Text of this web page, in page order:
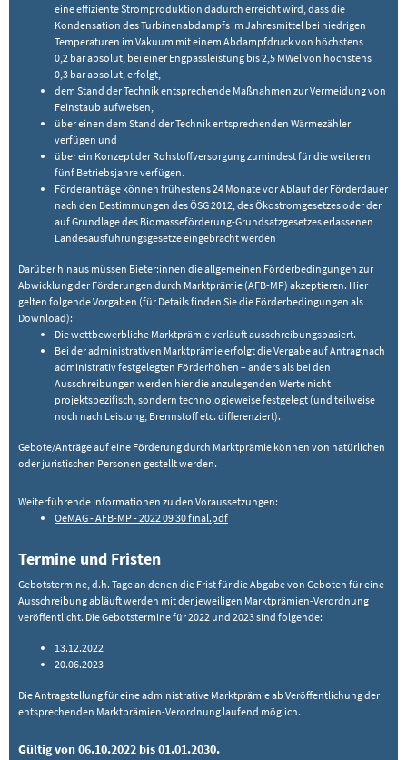
eine effiziente Stromproduktion dadurch erreicht wird, dass die
Kondensation des Turbinenabdampfs im Jahresmittel bei niedrigen
Temperaturen im Vakuum mit einem Abdampfdruck von höchstens
0,2 bar absolut, bei einer Engpassleistung bis 2,5 MWel von höchstens
0,3 bar absolut, erfolgt,
dem Stand der Technik entsprechende Maßnahmen zur Vermeidung von
Feinstaub aufweisen,
über einen dem Stand der Technik entsprechenden Wärmezähler
verfügen und
über ein Konzept der Rohstoffversorgung zumindest für die weiteren
fünf Betriebsjahre verfügen.
Förderanträge können frühestens 24 Monate vor Ablauf der Förderdauer
nach den Bestimmungen des ÖSG 2012, des Ökostromgesetzes oder der
auf Grundlage des Biomasseförderung-Grundsatzgesetzes erlassenen
Landesausführungsgesetze eingebracht werden
Darüber hinaus müssen Bieter:innen die allgemeinen Förderbedingungen zur
Abwicklung der Förderungen durch Marktprämie (AFB-MP) akzeptieren. Hier
gelten folgende Vorgaben (für Details finden Sie die Förderbedingungen als
Download):
Die wettbewerbliche Marktprämie verläuft ausschreibungsbasiert.
Bei der administrativen Marktprämie erfolgt die Vergabe auf Antrag nach
administrativ festgelegten Förderhöhen – anders als bei den
Ausschreibungen werden hier die anzulegenden Werte nicht
projektspezifisch, sondern technologieweise festgelegt (und teilweise
noch nach Leistung, Brennstoff etc. differenziert).
Gebote/Anträge auf eine Förderung durch Marktprämie können von natürlichen
oder juristischen Personen gestellt werden.
Weiterführende Informationen zu den Voraussetzungen:
OeMAG - AFB-MP - 2022 09 30 final.pdf
Termine und Fristen
Gebotstermine, d.h. Tage an denen die Frist für die Abgabe von Geboten für eine
Ausschreibung abläuft werden mit der jeweiligen Marktprämien-Verordnung
veröffentlicht. Die Gebotstermine für 2022 und 2023 sind folgende:
13.12.2022
20.06.2023
Die Antragstellung für eine administrative Marktprämie ab Veröffentlichung der
entsprechenden Marktprämien-Verordnung laufend möglich.
Gültig von 06.10.2022 bis 01.01.2030.